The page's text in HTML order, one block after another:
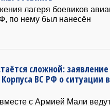
лагеря боевиков
по нему был нанесён
сложной: заявление
ВС РФ о ситуации
с Армией Мали